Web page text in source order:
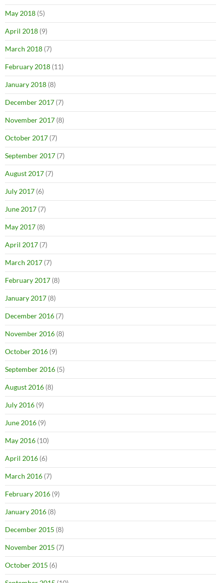
May 2018 (5)
April 2018 (9)
March 2018 (7)
February 2018 (11)
January 2018 (8)
December 2017 (7)
November 2017 (8)
October 2017 (7)
September 2017 (7)
August 2017 (7)
July 2017 (6)
June 2017 (7)
May 2017 (8)
April 2017 (7)
March 2017 (7)
February 2017 (8)
January 2017 (8)
December 2016 (7)
November 2016 (8)
October 2016 (9)
September 2016 (5)
August 2016 (8)
July 2016 (9)
June 2016 (9)
May 2016 (10)
April 2016 (6)
March 2016 (7)
February 2016 (9)
January 2016 (8)
December 2015 (8)
November 2015 (7)
October 2015 (6)